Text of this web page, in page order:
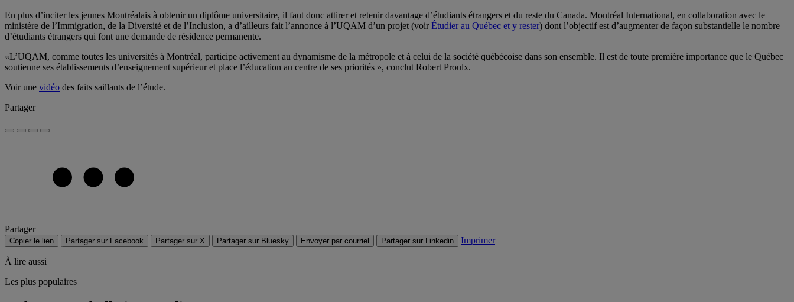
En plus d’inciter les jeunes Montréalais à obtenir un diplôme universitaire, il faut donc attirer et retenir davantage d’étudiants étrangers et du reste du Canada. Montréal International, en collaboration avec le
ministère de l’Immigration, de la Diversité et de l’Inclusion, a d’ailleurs fait l’annonce à l’UQAM d’un projet (voirÉtudier au Québec et y rester) dont l’objectif est d’augmenter de façon substantielle le nombre
d’étudiants étrangers qui font une demande de résidence permanente.
«L’UQAM, comme toutes les universités à Montréal, participe activement au dynamisme de la métropole et à celui de la société québécoise dans son ensemble. Il est de toute première importance que le Québec
soutienne ses établissements d’enseignement supérieur et place l’éducation au centre de ses priorités », conclut Robert Proulx.
Voir une vidéo des faits saillants de l’étude.
Partager
Partager
Copier le lien Partager sur Facebook Partager sur X Partager sur Bluesky Envoyer par courriel Partager sur Linkedin Imprimer
À lire aussi
Les plus populaires